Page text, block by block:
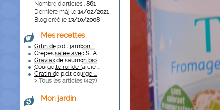
Nombre d'articles : 861
Dernière màj le 14/02/2021
Blog créé le 13/10/2008
Mes recettes
Grtin de p.d.t jambon ...
Crêpes salée avec St A ...
Gravlax de saumon bio
Courgette ronde farcie ...
Gratin de p.d.t courge ...
> Tous les articles (427)
Mon jardin